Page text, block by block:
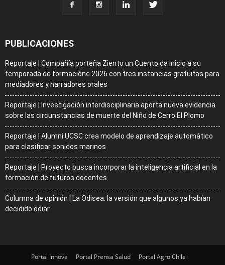
PUBLICACIONES
Reportaje | Compañía porteña Ziento un Cuento da inicio a su
temporada de formacióne 2026 con tres instancias gratuitas para
mediadores y narradores orales
Reportaje | Investigación interdisciplinaria aporta nueva evidencia
sobre las circunstancias de muerte del Niño de Cerro El Plomo
Reportaje | Alumni UCSC crea modelo de aprendizaje automático
para clasificar sonidos marinos
Reportaje | Proyecto busca incorporar la inteligencia artificial en la
formación de futuros docentes
Columna de opinión | La Odisea: la versión que algunos ya habían
decidido odiar
Portal Innova Portal Prensa Salud
Portal Agro Chile